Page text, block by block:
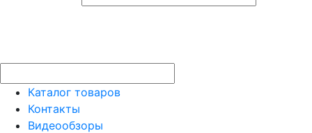
Каталог товаров
Контакты
Видеообзоры